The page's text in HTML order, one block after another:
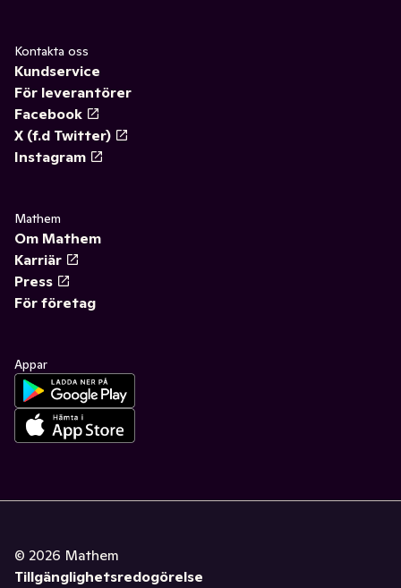
Kontakta oss
Kundservice
För leverantörer
Facebook
X (f.d Twitter)
Instagram
Mathem
Om Mathem
Karriär
Press
För företag
Appar
© 2026 Mathem
Tillgänglighetsredogörelse